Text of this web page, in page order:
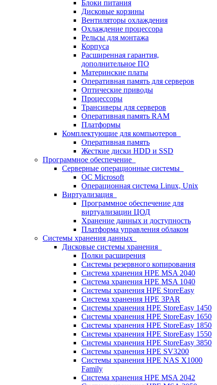
Блоки питания
Дисковые корзины
Вентиляторы охлаждения
Охлаждение процессора
Рельсы для монтажа
Корпуса
Расширенная гарантия,
дополнительное ПО
Материнские платы
Оперативная память для серверов
Оптические приводы
Процессоры
Трансиверы для серверов
Оперативная память RAM
Платформы
Комплектующие для компьютеров
Оперативная память
Жесткие диски HDD и SSD
Программное обеспечение
Серверные операционные системы
ОС Microsoft
Операционная система Linux, Unix
Виртуализация
Программное обеспечение для
виртуализации ЦОД
Хранение данных и доступность
Платформа управления облаком
Системы хранения данных
Дисковые системы хранения
Полки расширения
Системы резервного копирования
Система хранения HPE MSA 2040
Система хранения HPE MSA 1040
Системы хранения HPE StoreEasy
Система хранения HPE 3PAR
Системы хранения HPE StoreEasy 1450
Системы хранения HPE StoreEasy 1650
Системы хранения HPE StoreEasy 1850
Системы хранения HPE StoreEasy 1550
Системы хранения HPE StoreEasy 3850
Системы хранения HPE SV3200
Системы хранения HPE NAS X1000
Family
Система хранения HPE MSA 2042